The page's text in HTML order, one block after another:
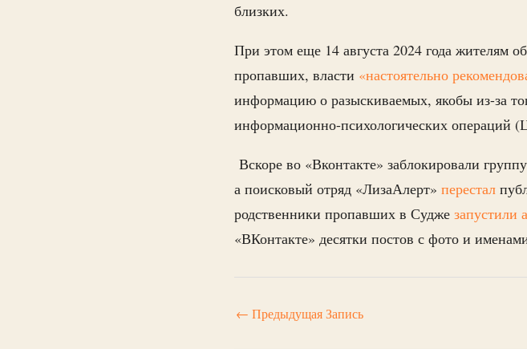
близких.
При этом еще 14 августа 2024 года жителям
пропавших, власти «настоятельно
информацию о разыскиваемых, якобы из-за
информационно-психологических операций
Вскоре во «Вконтакте» заблокировали
а поисковый отряд «ЛизаАлерт» перестал
родственники пропавших в Судже запустили
«ВКонтакте» десятки постов с фото и
← Предыдущая Запись